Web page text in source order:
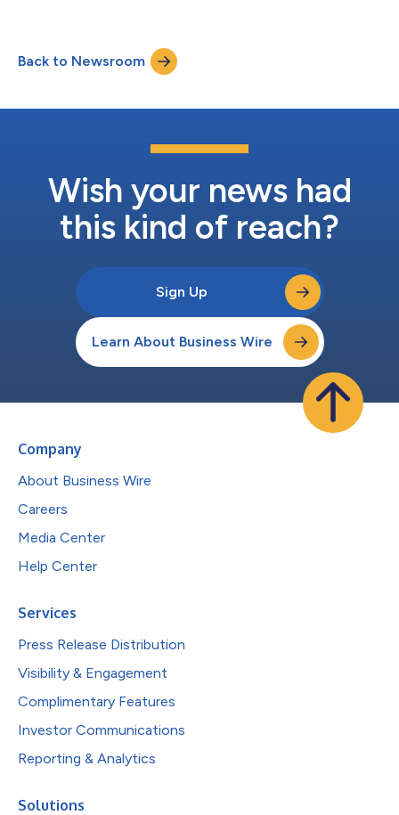
completi, di cui 26 hanno visto l'impiego di tessuti stampati
con la stampante tessile a getto d'inchiostro sostenibile
"FOREARTH". La stampa FOREARTH è st...
Back to Newsroom
Wish your news had
this kind of reach?
Sign Up
Learn About Business Wire
Company
About Business Wire
Careers
Media Center
Help Center
Services
Press Release Distribution
Visibility & Engagement
Complimentary Features
Investor Communications
Reporting & Analytics
Solutions